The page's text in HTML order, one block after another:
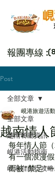
報團專線 :
Post
全部文章
越南餐廳資訊
峴港活動指南
峴港自由行攻略
全部文章
越南情
峴港旅遊活
每年情人節
有一個浪漫
而被“禁足”